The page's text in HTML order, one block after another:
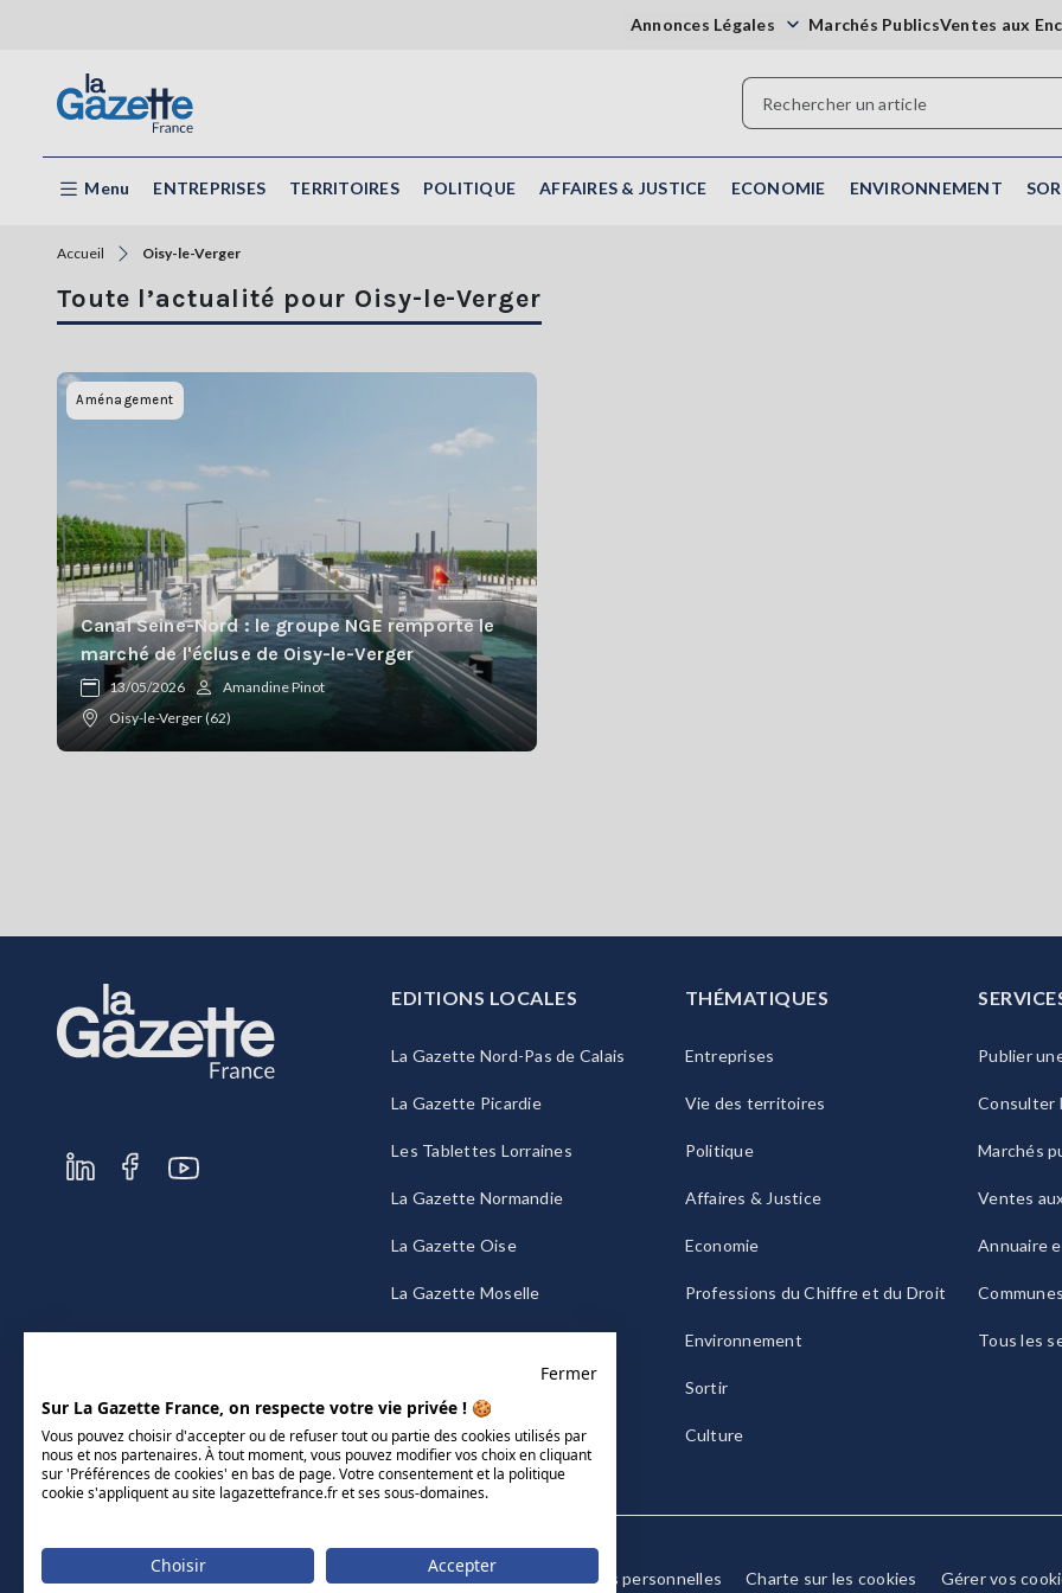
Annonces Légales Marchés PublicsVentes aux
Menu ENTREPRISES TERRITOIRES POLITIQUE AFFAIRES & JUSTICE ECONOMIE ENVIRONNEMENT
Accueil Oisy-le-Verger
Toute l’actualité pour Oisy-le-Verger
Aménagement
Canal Seine-Nord : le groupe NGE remporte le
marché de l'écluse de Oisy-le-Verger
13/05/2026
Amandine Pinot
Oisy-le-Verger (62)
EDITIONS LOCALES
La Gazette Nord-Pas de Calais
La Gazette Picardie
Les Tablettes Lorraines
La Gazette Normandie
La Gazette Oise
La Gazette Moselle
THÉMATIQUES
Entreprises
Vie des territoires
Politique
Affaires & Justice
Economie
Professions du Chiffre et du Droit
Environnement
Sortir
Culture
Publier
Consulter
Marchés
Ventes
Annuaire
Communes
Tous les
Mentions légales CGU/CGV Données personnelles Charte sur les cookies Gérer vos
Fermer
Sur La Gazette France, on respecte votre vie privée ! 🍪
Vous pouvez choisir d'accepter ou de refuser tout ou partie des cookies utilisés par
nous et nos partenaires. À tout moment, vous pouvez modifier vos choix en cliquant
sur 'Préférences de cookies' en bas de page. Votre consentement et la politique
cookie s'appliquent au site lagazettefrance.fr et ses sous-domaines.
Choisir Accepter